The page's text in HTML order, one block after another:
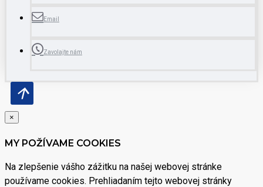
Email
Zavolajte nám
×
MY POŽÍVAME COOKIES
Na zlepšenie vášho zážitku na našej webovej stránke
používame cookies. Prehliadaním tejto webovej stránky